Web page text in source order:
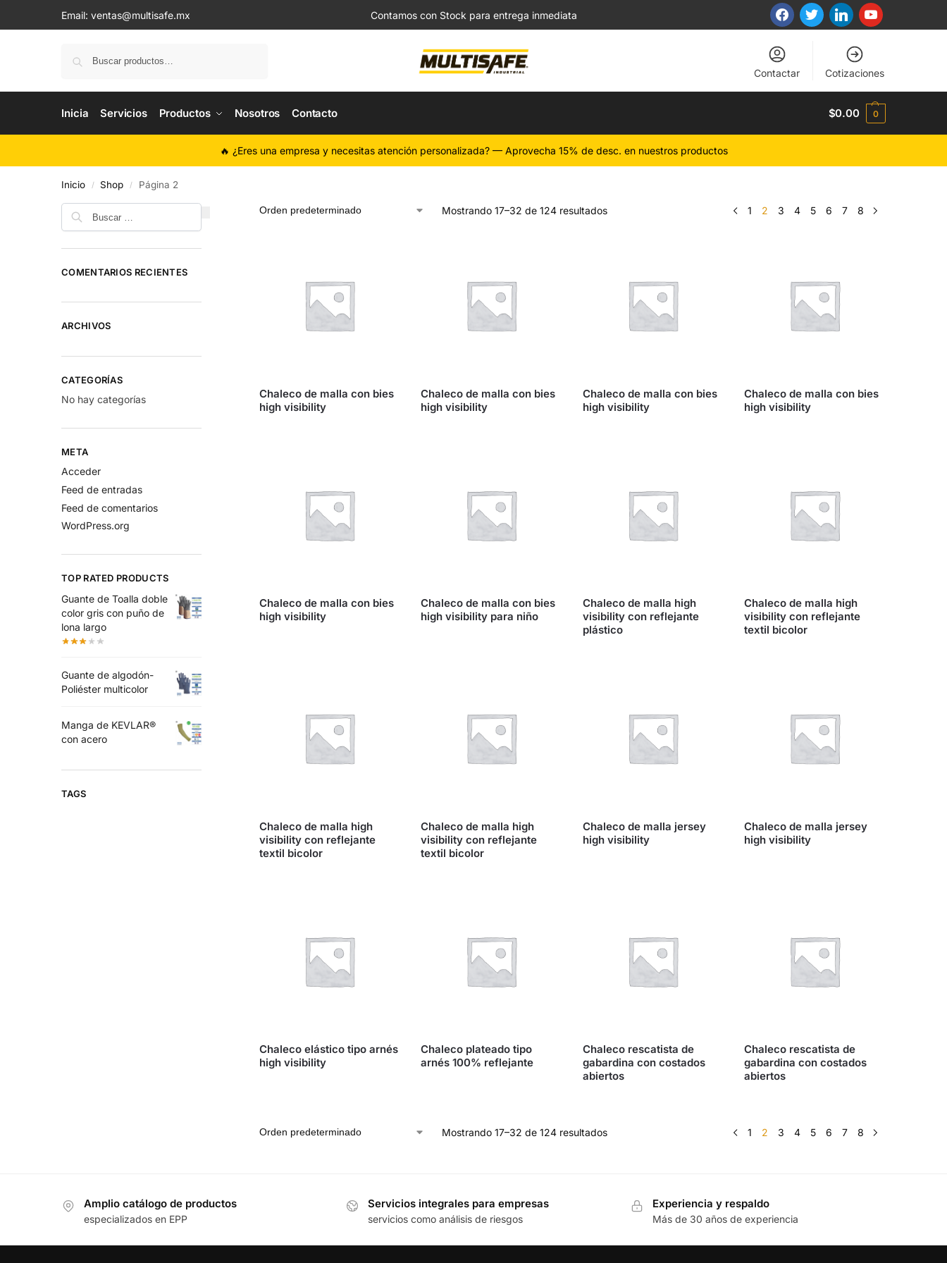
Email: ventas@multisafe.mx Contamos con Stock para entrega inmediata
Contactar Cotizaciones
Inicia Servicios Productos Nosotros Contacto $0.00 0
🔥 ¿Eres una empresa y necesitas atención personalizada? — Aprovecha 15% de desc. en nuestros productos
Inicio / Shop / Página 2
Mostrando 17–32 de 124 resultados 1 2 3 4 5 6 7 8
Chaleco de malla con bies
high visibility
Chaleco de malla con bies
high visibility
Chaleco de malla con bies
high visibility
Chaleco de malla con bies
high visibility
Chaleco de malla con bies
high visibility
Chaleco de malla con bies
high visibility para niño
Chaleco de malla high
visibility con reflejante
plástico
Chaleco de malla high
visibility con reflejante
textil bicolor
Chaleco de malla high
visibility con reflejante
textil bicolor
Chaleco de malla high
visibility con reflejante
textil bicolor
Chaleco de malla jersey
high visibility
Chaleco de malla jersey
high visibility
Chaleco elástico tipo arnés
high visibility
Chaleco plateado tipo
arnés 100% reflejante
Chaleco rescatista de
gabardina con costados
abiertos
Chaleco rescatista de
gabardina con costados
abiertos
Mostrando 17–32 de 124 resultados 1 2 3 4 5 6 7 8
COMENTARIOS RECIENTES
ARCHIVOS
CATEGORÍAS
No hay categorías
META
Acceder
Feed de entradas
Feed de comentarios
WordPress.org
TOP RATED PRODUCTS
Guante de Toalla doble
color gris con puño de
lona largo
Guante de algodón-
Poliéster multicolor
Manga de KEVLAR®
con acero
TAGS
Amplio catálogo de productos
especializados en EPP
Servicios integrales para empresas
servicios como análisis de riesgos
Experiencia y respaldo
Más de 30 años de experiencia